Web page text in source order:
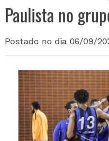
Paulista no
Postado no dia 06/09/